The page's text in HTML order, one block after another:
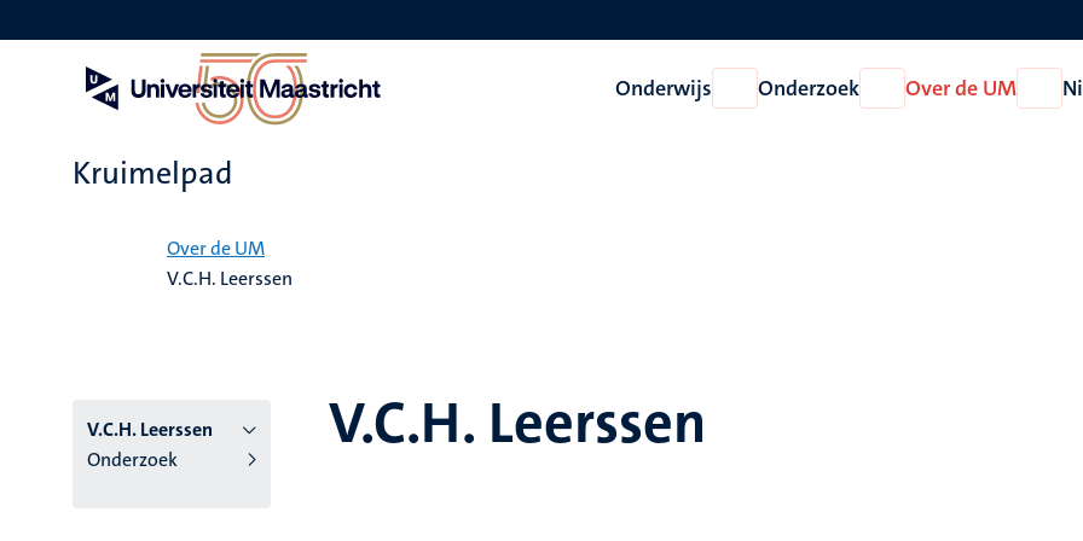
en
Onderwijs
Open
Onderwijs
Onderzoek
Open
Onderzoek
Over de UM
Open
Over
Kruimelpad
Over de UM
V.C.H. Leerssen
V.C.H. Leerssen
Onderzoek
V.C.H. Leerssen